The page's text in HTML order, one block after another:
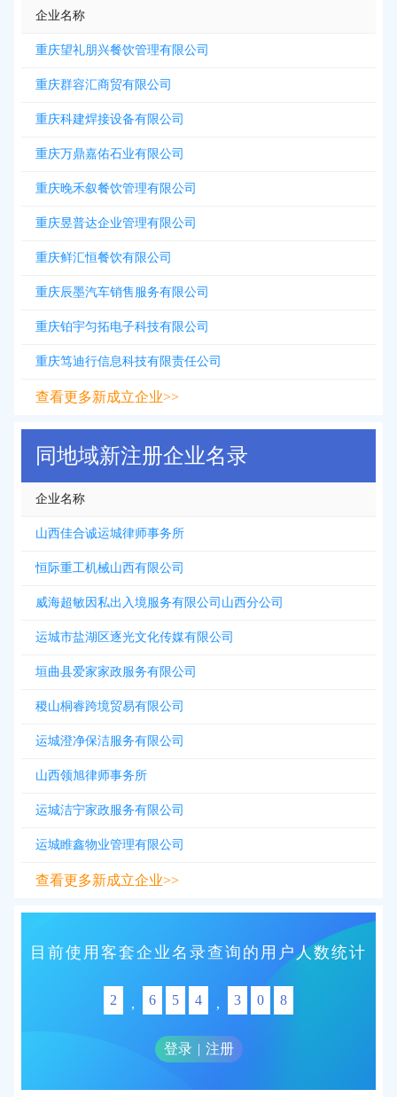
企业名称
重庆望礼朋兴餐饮管理有限公司
重庆群容汇商贸有限公司
重庆科建焊接设备有限公司
重庆万鼎嘉佑石业有限公司
重庆晚禾叙餐饮管理有限公司
重庆昱普达企业管理有限公司
重庆鲜汇恒餐饮有限公司
重庆辰墨汽车销售服务有限公司
重庆铂宇匀拓电子科技有限公司
重庆笃迪行信息科技有限责任公司
查看更多新成立企业>>
同地域新注册企业名录
企业名称
山西佳合诚运城律师事务所
恒际重工机械山西有限公司
威海超敏因私出入境服务有限公司山西分公司
运城市盐湖区逐光文化传媒有限公司
垣曲县爱家家政服务有限公司
稷山桐睿跨境贸易有限公司
运城澄净保洁服务有限公司
山西领旭律师事务所
运城洁宁家政服务有限公司
运城睢鑫物业管理有限公司
查看更多新成立企业>>
目前使用客套企业名录查询的用户人数统计
2 , 6 5 4 , 3 0 8
登录 | 注册